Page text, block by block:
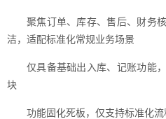
聚焦订单、库存、售后、财务
洁，适配标准化常规业务场景
仅具备基础出入库、记账功能
块
功能固化死板，仅支持标准化